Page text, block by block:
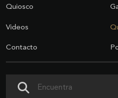
Quiosco
Videos
Contacto